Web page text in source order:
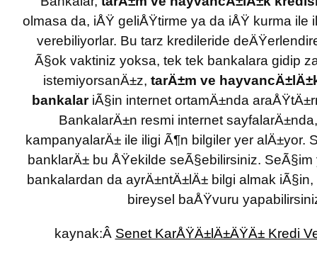
olmasa da, iÅŸ geliÅŸtirme ya da iÅŸ kurma ile
verebiliyorlar. Bu tarz kredileride
Ã§ok vaktiniz yoksa, tek tek bankalara gidip
istemiyorsanÄ±z, tarÄ±m ve
bankalariÃ§in internet ortamÄ±nda
BankalarÄ±n resmi internet
kampanyalarÄ± ile iligi Ã¶n bilgiler yer alÄ±yor.
banklarÄ± bu ÅŸekilde seÃ§ebilirsiniz.
bankalardan da ayrÄ±ntÄ±lÄ± bilgi almak
bireysel baÅŸvuru
kaynak:Â Senet KarÅŸÄ±lÄ±ÄŸÄ± Kredi